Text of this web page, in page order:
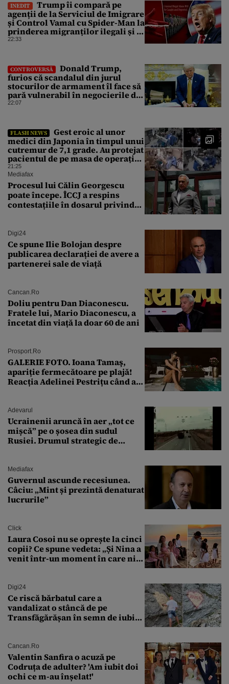
INEDIT
Trump îi compară pe
agenții de la Serviciul de Imigrare
și Control Vamal cu Spider-Man la
prinderea migranților ilegali și a
infractorilor
22:33
CONTROVERSĂ
Donald Trump,
furios că scandalul din jurul
stocurilor de armament îl face să
pară vulnerabil în negocierile de
pace cu Iranul
22:07
FLASH NEWS
Gest eroic al unor
medici din Japonia în timpul unui
cutremur de 7,1 grade. Au protejat
pacientul de pe masa de operație
cu propriile corpuri
21:25
Mediafax
Procesul lui Călin Georgescu
poate începe. ÎCCJ a respins
contestațiile în dosarul privind
Digi24
Ce spune Ilie Bolojan despre
publicarea declarației de avere a
partenerei sale de viață
Cancan.ro
Doliu pentru Dan Diaconescu.
Fratele lui, Mario Diaconescu, a
încetat din viață la doar 60 de ani
Prosport.ro
GALERIE FOTO. Ioana Tamaş,
apariție fermecătoare pe plajă!
Reacția Adelinei Pestrițu când a
Adevarul
Ucrainenii aruncă în aer „tot ce
mișcă” pe o șosea din sudul
Rusiei. Drumul strategic de
Mediafax
Guvernul ascunde recesiunea.
Câciu: „Mint și prezintă denaturat
lucrurile”
Click
Laura Cosoi nu se oprește la cinci
copii? Ce spune vedeta: „Și Nina a
venit într-un moment în care nici
Digi24
Ce riscă bărbatul care a
vandalizat o stâncă de pe
Transfăgărășan în semn de iubire
Cancan.ro
Valentin Sanfira o acuză pe
Codruța de adulter? 'Am iubit doi
ochi ce m-au înșelat!'